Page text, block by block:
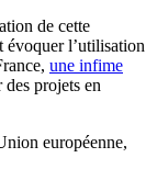
de cette
l’utilisation
une infime
des projets en
européenne,